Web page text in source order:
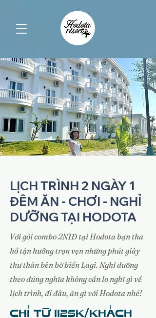
LỊCH TRÌNH 2 NGÀY 1
ĐÊM ĂN - CHƠI - NGHỈ
DƯỠNG TẠI HODOTA
Với gói combo 2N1Đ tại Hodota bạn tha
hồ tận hưởng trọn vẹn những phút giây
thư thãn bên bờ biển Lagi. Nghỉ dưỡng
theo đúng nghĩa không cần lo nghĩ gì về
lịch trình, đi đâu, ăn gì với Hodota nhé!
CHỈ TỪ 1125K/KHÁCH